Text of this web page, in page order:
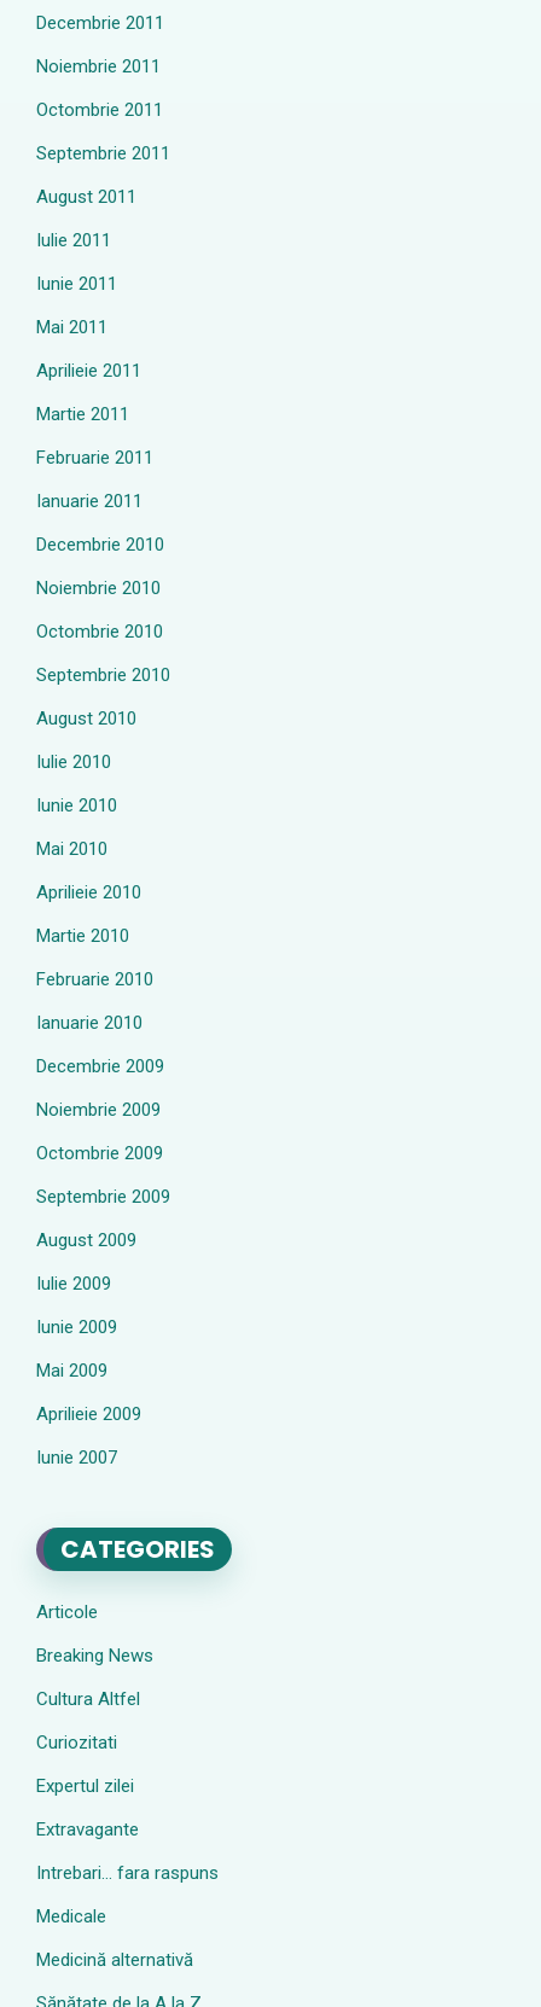
Decembrie 2011
Noiembrie 2011
Octombrie 2011
Septembrie 2011
August 2011
Iulie 2011
Iunie 2011
Mai 2011
Aprilieie 2011
Martie 2011
Februarie 2011
Ianuarie 2011
Decembrie 2010
Noiembrie 2010
Octombrie 2010
Septembrie 2010
August 2010
Iulie 2010
Iunie 2010
Mai 2010
Aprilieie 2010
Martie 2010
Februarie 2010
Ianuarie 2010
Decembrie 2009
Noiembrie 2009
Octombrie 2009
Septembrie 2009
August 2009
Iulie 2009
Iunie 2009
Mai 2009
Aprilieie 2009
Iunie 2007
CATEGORIES
Articole
Breaking News
Cultura Altfel
Curiozitati
Expertul zilei
Extravagante
Intrebari… fara raspuns
Medicale
Medicină alternativă